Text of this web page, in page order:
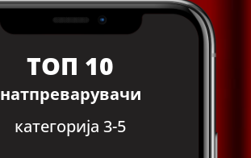
ТОП 10
натпреварувачи
категорија 3-5